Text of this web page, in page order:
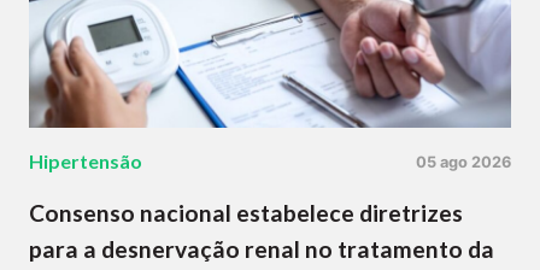
Hipertensão 05 ago 2026
Consenso nacional estabelece diretrizes
para a desnervação renal no tratamento da